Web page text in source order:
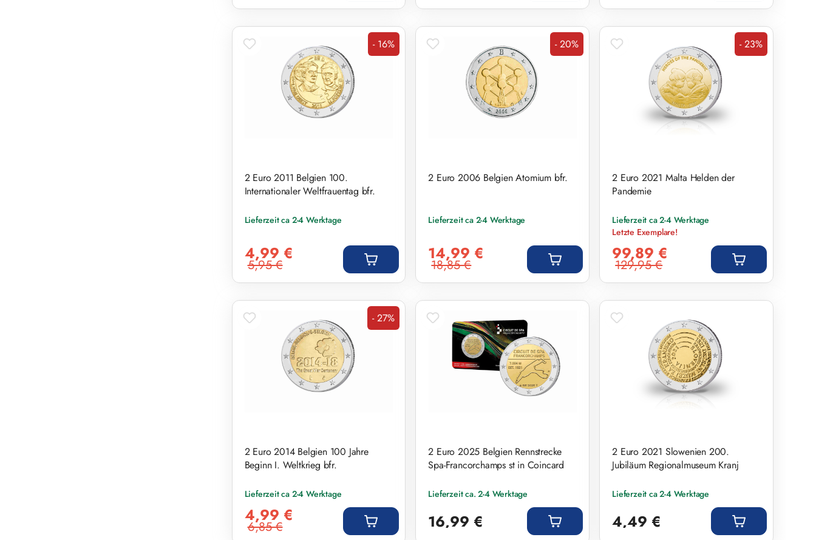
Rabatt
- 16%
2 Euro 2011 Belgien 100.
Internationaler Weltfrauentag bfr.
Lieferzeit ca 2-4 Werktage
4,99 €
Regulärer Preis:
5,95 €
Rabatt
- 20%
2 Euro 2006 Belgien Atomium bfr.
Lieferzeit ca 2-4 Werktage
14,99 €
Regulärer Preis:
18,85 €
Rabatt
- 23%
2 Euro 2021 Malta Helden der
Pandemie
Lieferzeit ca 2-4 Werktage
Letzte Exemplare!
99,89 €
Regulärer Preis:
129,95 €
Rabatt
- 27%
2 Euro 2014 Belgien 100 Jahre
Beginn I. Weltkrieg bfr.
Lieferzeit ca 2-4 Werktage
4,99 €
Regulärer Preis:
6,85 €
2 Euro 2025 Belgien Rennstrecke
Spa-Francorchamps st in Coincard
Lieferzeit ca. 2-4 Werktage
16,99 €
2 Euro 2021 Slowenien 200.
Jubiläum Regionalmuseum Kranj
Lieferzeit ca 2-4 Werktage
4,49 €